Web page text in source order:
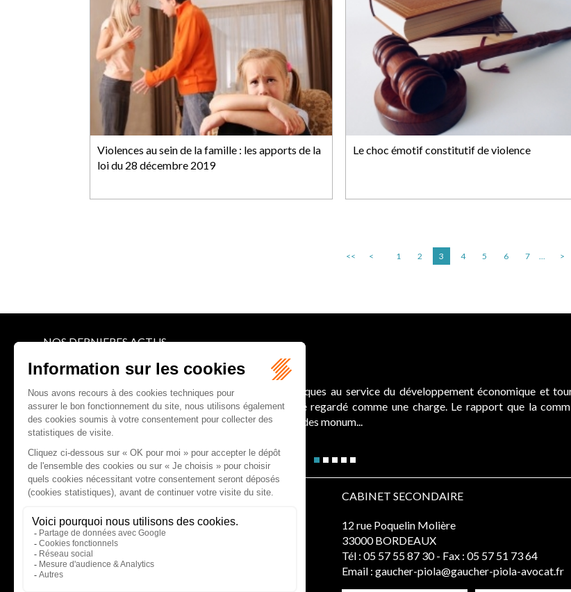
Violences au sein de la famille : les apports de la
loi du 28 décembre 2019
Le choc émotif constitutif de violence
<< < 1 2 3 4 5 6 7 ... >
NOS DERNIERES ACTUS
Le joug léger des monuments historiques
Pour une gestion patrimoniale des monuments historiques au service du développement économique et
collectivités Le monument historique a longtemps été regardé comme une charge. Le rapport que la
culture du Sénat a consacré, en juillet 2026, à la gestion des monum...
CABINET D'AVOCATS GAUCHER-PIOLA
20 avenue Galliéni - 33500 LIBOURNE
Tél :05 57 55 87 30 - Fax : 05 57 51 73 64
Email :gaucher-piola@gaucher-piola-avocat.fr
CABINET SECONDAIRE
12 rue Poquelin Molière
33000 BORDEAUX
Tél : 05 57 55 87 30 - Fax : 05 57 51 73 64
Email : gaucher-piola@gaucher-piola-avocat.fr